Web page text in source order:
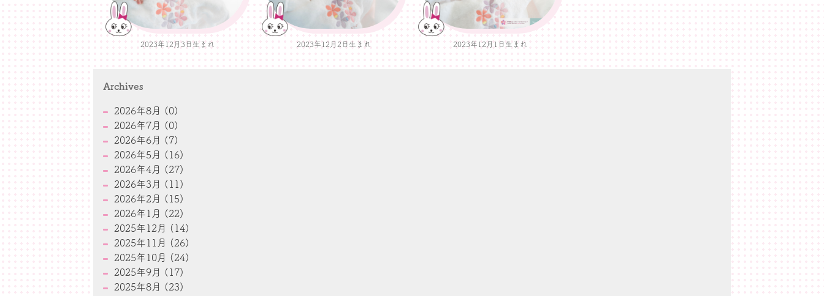
2023年12月3日生まれ 2023年12月2日生まれ 2023年12月1日生まれ
Archives
2026年8月 (0)
2026年7月 (0)
2026年6月 (7)
2026年5月 (16)
2026年4月 (27)
2026年3月 (11)
2026年2月 (15)
2026年1月 (22)
2025年12月 (14)
2025年11月 (26)
2025年10月 (24)
2025年9月 (17)
2025年8月 (23)